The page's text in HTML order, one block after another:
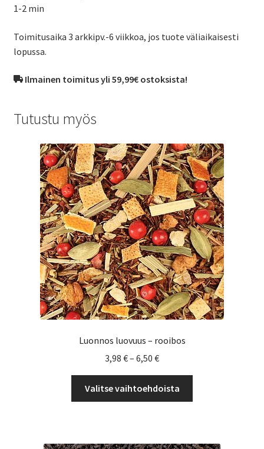
1-2 min
Toimitusaika 3 arkkipv.-6 viikkoa, jos tuote väliaikaisesti
lopussa.
Ilmainen toimitus yli 59,99€ ostoksista!
Tutustu myös
Luonnos luovuus – rooibos
3,98 €– 6,50 €Hintaluokka:
3,98 €
-
6,50 €
Valitse vaihtoehdoista
muunnelma.